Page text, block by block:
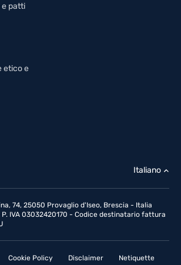
e patti
etico e
74, 25050 Provaglio d'Iseo, Brescia - Italia
IVA 03032420170 - Codice destinatario fattura
Italiano
Cookie Policy Disclaimer Netiquette